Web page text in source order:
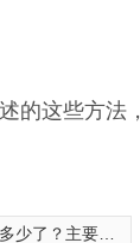
的这些方法，
优势特点有哪些？